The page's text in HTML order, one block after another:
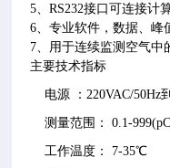
5、RS232接口可连接计
6、专业软件，数据、峰
7、用于连续监测空气中
主要技术指标
电源 ：220VAC/50Hz
测量范围： 0.1-
工作温度： 7-35℃